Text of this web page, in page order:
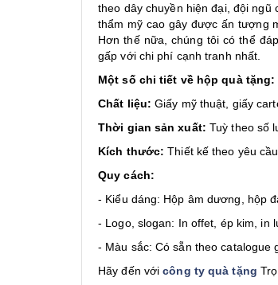
theo dây chuyền hiện đại, đội
thẩm mỹ cao gây được ấn tượng
Hơn thế nữa, chúng tôi có thể
gấp với chi phí cạnh tranh nhất.
Một số chi tiết về hộp quà tặng:
Chất liệu: Giấy mỹ thuật, giấy
Thời gian sản xuất: Tuỳ theo số
Kích thước: Thiết kế theo yêu
Quy cách:
- Kiểu dáng: Hộp âm dương, hộp
- Logo, slogan: In offet, ép kim, in
- Màu sắc: Có sẵn theo catalogue
Hãy đến vớicông ty quà tặng